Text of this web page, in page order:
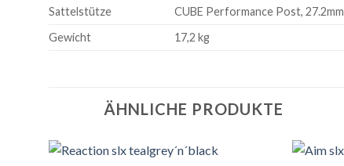
Sattelstütze
CUBE Performance Post, 27.2mm
Gewicht
17,2 kg
ÄHNLICHE PRODUKTE